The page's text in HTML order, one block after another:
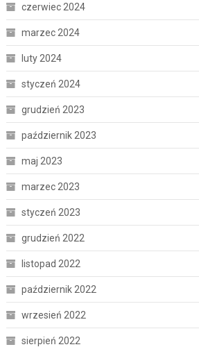
czerwiec 2024
marzec 2024
luty 2024
styczeń 2024
grudzień 2023
październik 2023
maj 2023
marzec 2023
styczeń 2023
grudzień 2022
listopad 2022
październik 2022
wrzesień 2022
sierpień 2022